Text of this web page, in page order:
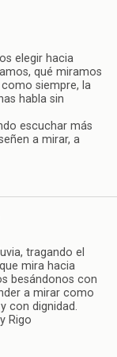
elegir hacia
qué miramos
siempre, la
habla sin
escuchar más
a mirar, a
tragando el
mira hacia
besándonos con
a mirar como
con dignidad.
Rigo